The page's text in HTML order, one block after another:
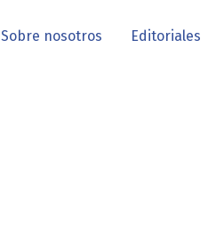
Sobre nosotros Editoriales